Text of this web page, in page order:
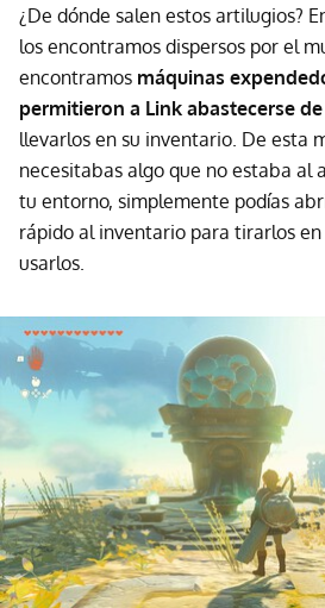
¿De dónde salen estos artilugios?
los encontramos dispersos por el
encontramos máquinas
permitieron a Link abastecerse
llevarlos en su inventario. De esta
necesitabas algo que no estaba al
tu entorno, simplemente podías
rápido al inventario para tirarlos
usarlos.